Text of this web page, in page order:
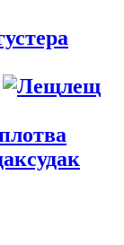
лещ
судак